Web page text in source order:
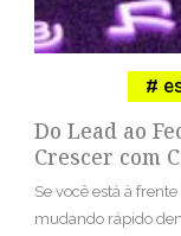
Do Lead ao
Crescer com
Se você está à
mudando rápido